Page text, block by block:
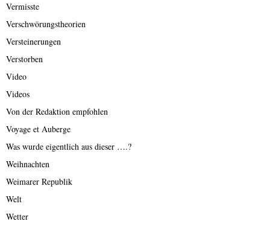
Vermisste
Verschwörungstheorien
Versteinerungen
Verstorben
Video
Videos
Von der Redaktion empfohlen
Voyage et Auberge
Was wurde eigentlich aus dieser ….?
Weihnachten
Weimarer Republik
Welt
Wetter